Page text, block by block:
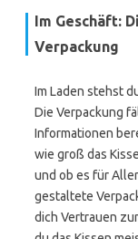
Im Geschäft:
Verpackung
Im Laden stehst
Die Verpackung
Informationen
wie groß das
und ob es für
gestaltete
dich Vertrauen